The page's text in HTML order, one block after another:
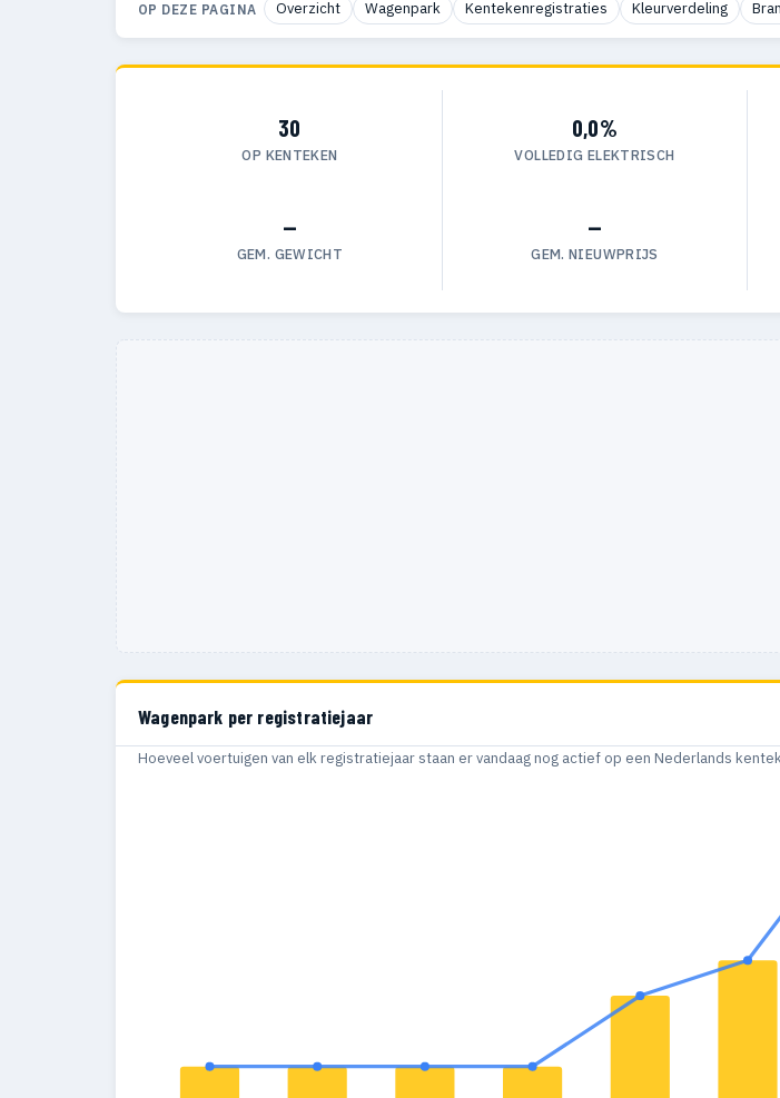
OP DEZE PAGINA Overzicht Wagenpark Kentekenregistraties Kleurverdeling
30
OP KENTEKEN
0,0%
VOLLEDIG ELEKTRISCH
—
GEM. GEWICHT
—
GEM. NIEUWPRIJS
Wagenpark per registratiejaar
Hoeveel voertuigen van elk registratiejaar staan er vandaag nog actief op een Nederlands